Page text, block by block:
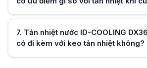
7. Tản nhiệt nước ID-COOLING
có đi kèm với keo tản nhiệt không?